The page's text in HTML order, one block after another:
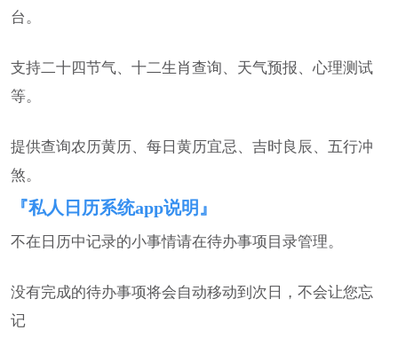
台。
支持二十四节气、十二生肖查询、天气预报、心理测试
等。
提供查询农历黄历、每日黄历宜忌、吉时良辰、五行冲
煞。
『私人日历系统app说明』
不在日历中记录的小事情请在待办事项目录管理。
没有完成的待办事项将会自动移动到次日，不会让您忘
记